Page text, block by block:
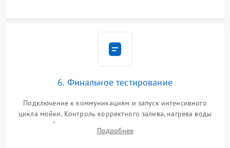
6. Финальное тестирование
Подключение к коммуникациям и запуск интенсивного
цикла мойки. Контроль корректного залива, нагрева воды
до нужной температуры, отсутствия посторонних шумов,
штатного слива и абсолютной сухости в поддоне.
Подробнее